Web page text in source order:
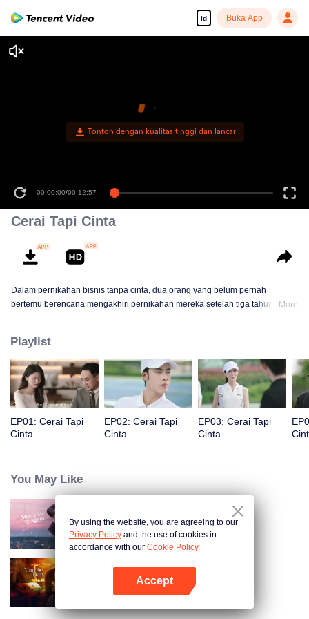
id Buka App
00:00:00/00:12:57
Cerai Tapi Cinta
Dalam pernikahan bisnis tanpa cinta, dua orang yang belum pernah
bertemu berencana mengakhiri pernikahan mereka setelah tiga tahun.
selamanya.
More
Playlist
EP01: Cerai Tapi
Cinta
EP02: Cerai Tapi
Cinta
EP03: Cerai Tapi
Cinta
You May Like
Nikah Lagi Yuk!
Terjebak Kamu
By using the website, you are agreeing to our
Privacy Policy and the use of cookies in
accordance with our Cookie Policy.
Accept